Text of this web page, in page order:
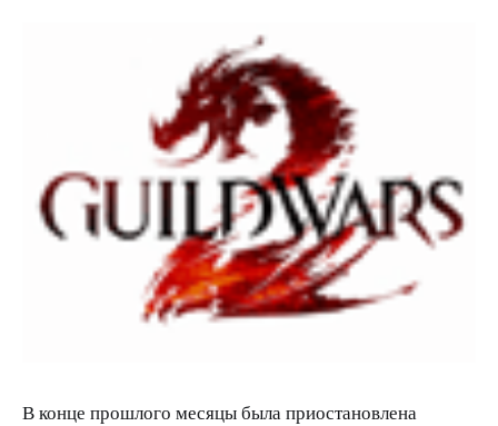
В конце прошлого месяцы была приостановлена